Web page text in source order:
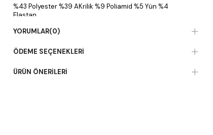
%43 Polyester %39 AKrilik %9 Poliamid %5 Yün %4
Elastan
YORUMLAR(0)
ÖDEME SEÇENEKLERI
ÜRÜN ÖNERILERI